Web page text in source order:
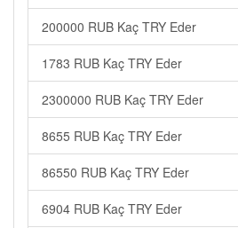
200000 RUB Kaç TRY Eder
1783 RUB Kaç TRY Eder
2300000 RUB Kaç TRY Eder
8655 RUB Kaç TRY Eder
86550 RUB Kaç TRY Eder
6904 RUB Kaç TRY Eder